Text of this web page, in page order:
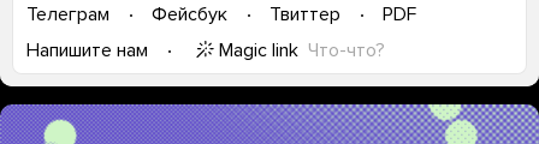
Телеграм Фейсбук Твиттер
PDF
Напишите нам
Magic link Что-что?